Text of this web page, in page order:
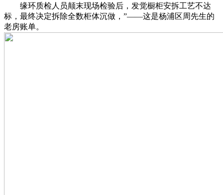
缘环质检人员颠末现场检验后，发觉橱柜安拆工艺不达
标，最终决定拆除全数柜体沉做，”——这是杨浦区周先生的
老房账单。